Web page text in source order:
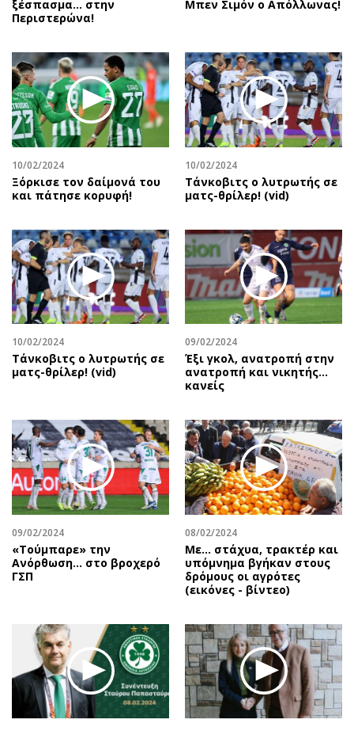
ξέσπασμα… στην
Περιστερώνα!
Μπεν Σιμόν ο Απόλλωνας!
10/02/2024
Ξόρκισε τον δαίμονά του
και πάτησε κορυφή!
10/02/2024
Τάνκοβιτς ο λυτρωτής σε
ματς-θρίλερ! (vid)
10/02/2024
Τάνκοβιτς ο λυτρωτής σε
ματς-θρίλερ! (vid)
09/02/2024
Έξι γκολ, ανατροπή στην
ανατροπή και νικητής…
κανείς
09/02/2024
«Τούμπαρε» την
Ανόρθωση… στο βροχερό
ΓΣΠ
08/02/2024
Με... στάχυα, τρακτέρ και
υπόμνημα βγήκαν στους
δρόμους οι αγρότες
(εικόνες - βίντεο)